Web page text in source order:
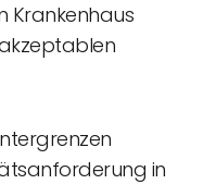
Krankenhaus
in